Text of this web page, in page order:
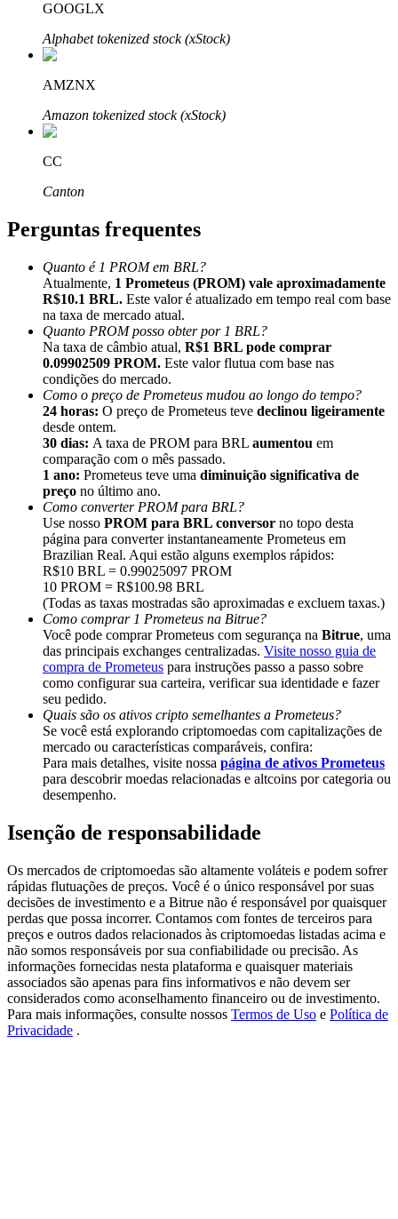
Afiliados Bitrue
Até 65% de comissões!
Indicação
Convide um amigo para receber recompensas em dinheiro
BTC Welcome Rewards
BTC Welcome Rewards
Deposit & Trade BTC to Share 25000 USDT prize pool!
Deposit CASHCAT & Win
Share 500000 CASHCAT prize pool
Exclusive for BitMart Users
Register & Trade to Win 500,000 USDT
Precious Metals Trading Carnival
Trade Gold & Silver · 33,333 USDT Bonus
GOOGLX
Alphabet tokenized stock (xStock)
AMZNX
Amazon tokenized stock (xStock)
CC
Canton
Perguntas frequentes
Quanto é 1 PROM em BRL?
Atualmente, 1 Prometeus (PROM) vale aproximadamente
R$10.1 BRL. Este valor é atualizado em tempo real com base
na taxa de mercado atual.
Quanto PROM posso obter por 1 BRL?
Na taxa de câmbio atual, R$1 BRL pode comprar
0.09902509 PROM. Este valor flutua com base nas
condições do mercado.
Como o preço de Prometeus mudou ao longo do tempo?
24 horas: O preço de Prometeus teve declinou ligeiramente
desde ontem.
30 dias: A taxa de PROM para BRL aumentou em
comparação com o mês passado.
1 ano: Prometeus teve uma diminuição significativa de
preço no último ano.
Como converter PROM para BRL?
Use nosso PROM para BRL conversor no topo desta
página para converter instantaneamente Prometeus em
Brazilian Real. Aqui estão alguns exemplos rápidos:
R$10 BRL = 0.99025097 PROM
10 PROM = R$100.98 BRL
(Todas as taxas mostradas são aproximadas e excluem taxas.)
Como comprar 1 Prometeus na Bitrue?
Você pode comprar Prometeus com segurança na Bitrue, uma
das principais exchanges centralizadas. Visite nosso guia de
compra de Prometeus para instruções passo a passo sobre
como configurar sua carteira, verificar sua identidade e fazer
seu pedido.
Quais são os ativos cripto semelhantes a Prometeus?
Se você está explorando criptomoedas com capitalizações de
mercado ou características comparáveis, confira:
Para mais detalhes, visite nossa página de ativos Prometeus
para descobrir moedas relacionadas e altcoins por categoria ou
desempenho.
Isenção de responsabilidade
Os mercados de criptomoedas são altamente voláteis e podem sofrer
rápidas flutuações de preços. Você é o único responsável por suas
decisões de investimento e a Bitrue não é responsável por quaisquer
perdas que possa incorrer. Contamos com fontes de terceiros para
preços e outros dados relacionados às criptomoedas listadas acima e
não somos responsáveis por sua confiabilidade ou precisão. As
informações fornecidas nesta plataforma e quaisquer materiais
associados são apenas para fins informativos e não devem ser
considerados como aconselhamento financeiro ou de investimento.
Para mais informações, consulte nossos Termos de Uso e Política de
Privacidade .